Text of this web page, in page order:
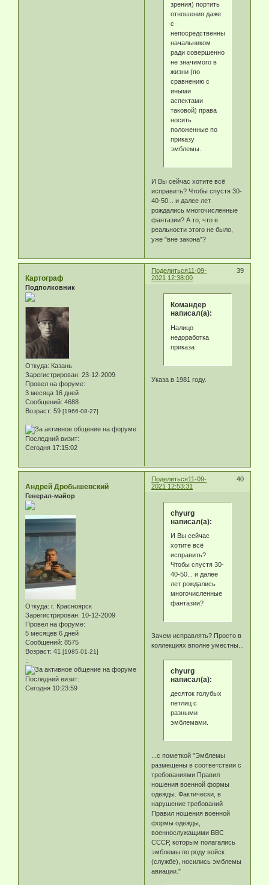
зрения) портить
отношения даже
с
непосредственным
начальником
ради совершенно
не значимого в
жизни (по
сравнению с
иными
аспектами
таковой) права
носить
положенные по
приказу
эмблемы.
И Вы сейчас хотите всё
исправить? Чтобы спустя 30-
40-50... и далее лет
рождались многочисленные
фантазии? А то, что в
реальности этого не было,
уже "вне закона"?
Поделиться 39
11-09-
2021 12:38:00
Картограф
Подполковник
Откуда: Казань
Зарегистрирован: 23-12-2009
Провел на форуме:
3 месяца 16 дней
Сообщений: 4688
Возраст: 59 [1966-08-27]
.:
Последний визит:
Сегодня 17:15:02
Командер
написал(а):
Налицо
недоработка
приказа
Указа в 1981 году.
Поделиться 40
11-09-
2021 12:53:31
Андрей Дробышевский
Генерал-майор
Откуда: г. Красноярск
Зарегистрирован: 10-12-2009
Провел на форуме:
5 месяцев 6 дней
Сообщений: 8575
Возраст: 41 [1985-01-21]
.:
Последний визит:
Сегодня 10:23:59
chyurg
написал(а):
И Вы сейчас
хотите всё
исправить?
Чтобы спустя 30-
40-50... и далее
лет рождались
многочисленные
фантазии?
Зачем исправлять? Просто в
коллекциях вполне уместны...
chyurg
написал(а):
десяток голубых
петлиц с
разными
эмблемами.
...с пометкой "Эмблемы
размещены в соответствии с
требованиями Правил
ношения военной формы
одежды. Фактически, в
нарушение требований
Правил ношения военной
формы одежды,
военнослужащими ВВС
СССР, которым полагались
эмблемы по роду войск
(службе), носились эмблемы
авиации."